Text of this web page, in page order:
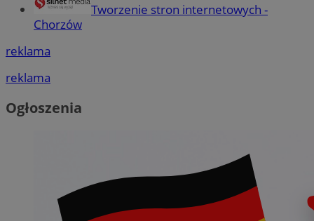
Tworzenie stron internetowych -
Chorzów
reklama
reklama
Ogłoszenia